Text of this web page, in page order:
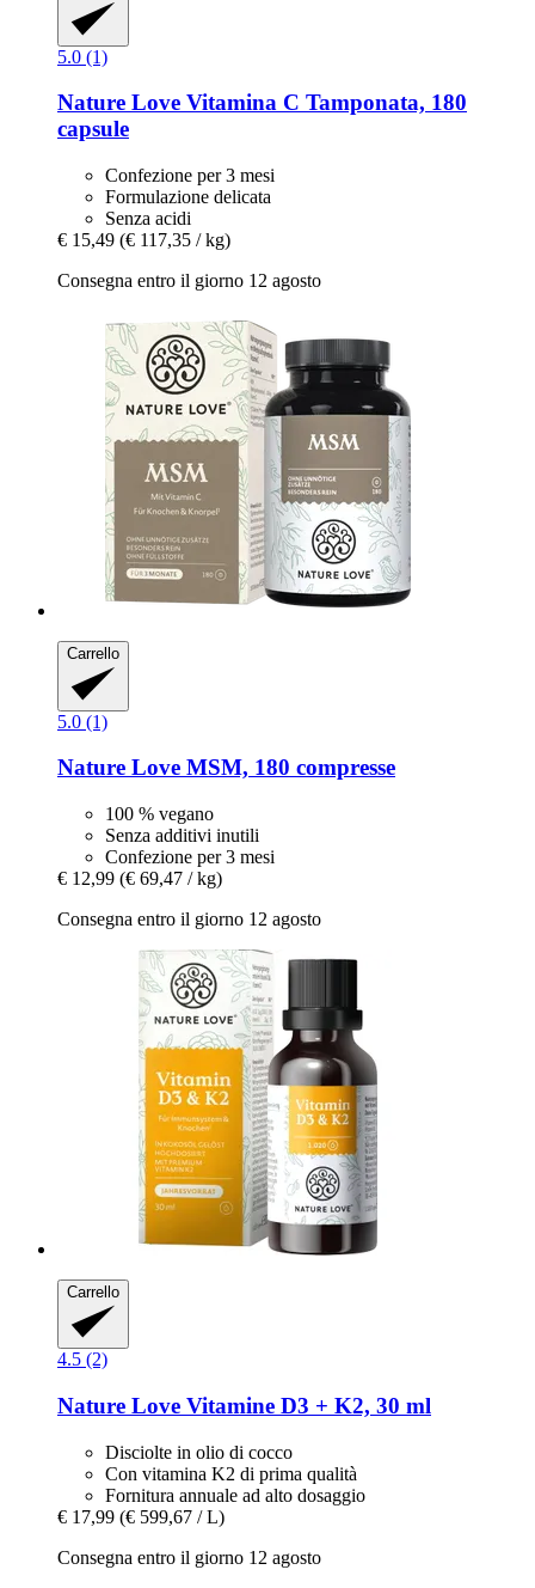
5.0 (1)
Nature Love Vitamina C Tamponata, 180
capsule
Confezione per 3 mesi
Formulazione delicata
Senza acidi
€ 15,49 (€ 117,35 / kg)
Consegna entro il giorno 12 agosto
Carrello
5.0 (1)
Nature Love MSM, 180 compresse
100 % vegano
Senza additivi inutili
Confezione per 3 mesi
€ 12,99 (€ 69,47 / kg)
Consegna entro il giorno 12 agosto
Carrello
4.5 (2)
Nature Love Vitamine D3 + K2, 30 ml
Disciolte in olio di cocco
Con vitamina K2 di prima qualità
Fornitura annuale ad alto dosaggio
€ 17,99 (€ 599,67 / L)
Consegna entro il giorno 12 agosto